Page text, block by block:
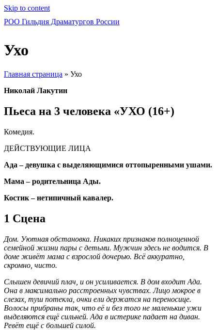
Skip to content
РОО Гильдия Драматургов России
Ухо
Главная страница » Ухо
Николай Лакутин
Пьеса на 3 человека «УХО (16+)
Комедия.
ДЕЙСТВУЮЩИЕ ЛИЦА
Ада – девушка с выделяющимися оттопыренными ушами.
Мама – родительница Ады.
Костик – нетипичный кавалер.
1 Сцена
Дом. Уютная обстановка. Никаких признаков полноценной
семейной жизни пары с детьми. Мужчин здесь не водится. В
доме живёт мама с взрослой дочерью. Всё аккуратно,
скромно, чисто.
Слышен девичий плач, и он усиливается. В дом входит Ада.
Она в максимально расстроенных чувствах. Лицо мокрое в
слезах, туш потекла, очки ели держатся на переносице.
Волосы прибраны так, что её и без того не маленькие ужи
выделяются ещё сильней. Ада в истерике падает на диван.
Ревёт ещё с большей силой.